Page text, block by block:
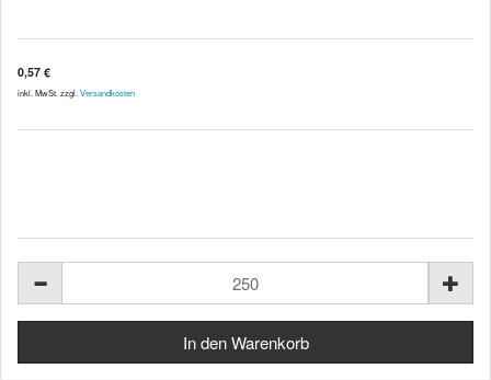
0,57 €
inkl. MwSt. zzgl. Versandkosten